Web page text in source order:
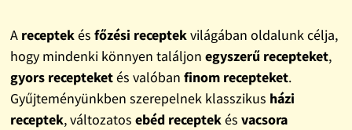
A receptekés főzési receptekvilágában oldalunk célja,
hogy mindenki könnyen találjon egyszerű recepteket,
gyors recepteketés valóban finom recepteket.
Gyűjteményünkben szerepelnek klasszikus házi
receptek, változatos ebéd receptekés vacsora